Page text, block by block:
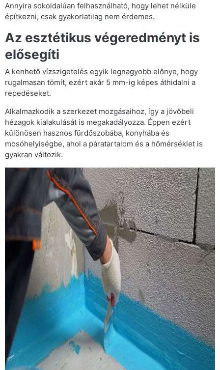
Annyira sokoldalúan felhasználható, hogy lehet nélküle
építkezni, csak gyakorlatilag nem érdemes.
Az esztétikus végeredményt is
elősegíti
A kenhető vízszigetelés egyik legnagyobb előnye, hogy
rugalmasan tömít, ezért akár 5 mm-ig képes áthidalni a
repedéseket.
Alkalmazkodik a szerkezet mozgásaihoz, így a jövőbeli
hézagok kialakulását is megakadályozza. Éppen ezért
különösen hasznos fürdőszobába, konyhába és
mosóhelyiségbe, ahol a páratartalom és a hőmérséklet is
gyakran változik.